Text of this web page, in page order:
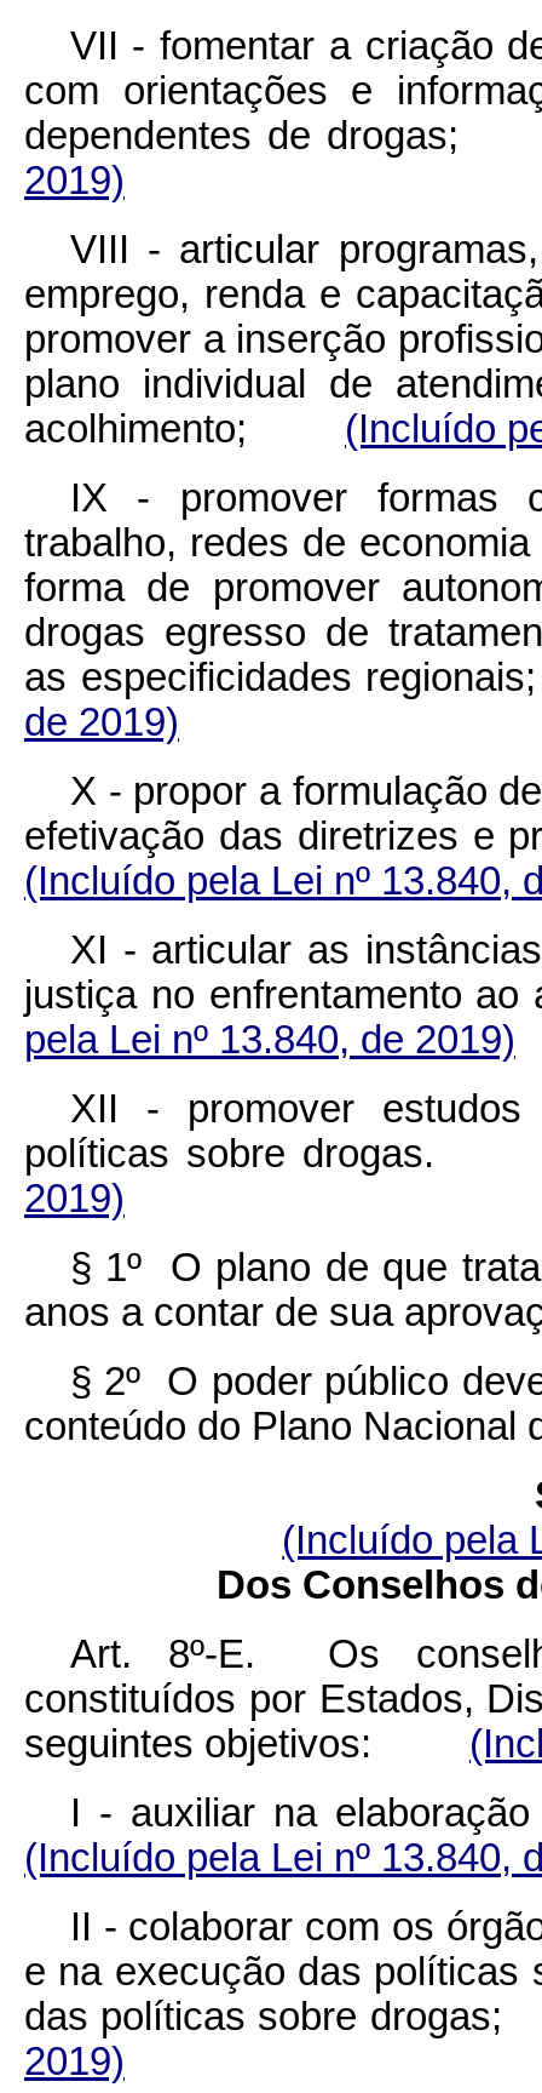
VII - fomentar a criação
com orientações e
dependentes de
2019)
VIII - articular
emprego, renda e
promover a inserção
plano individual de
acolhimento; (Incluído
IX - promover formas
trabalho, redes de
forma de promover
drogas egresso de
as especificidades
de 2019)
X - propor a formulação
efetivação das diretrizes
(Incluído pela Lei nº 13.840,
XI - articular as
justiça no
pela Lei nº 13.840, de 2019)
XII - promover
políticas sobre
2019)
§ 1º O plano de que
anos a contar de sua
§ 2º O poder público
conteúdo do Plano Nacional
(Incluído pela
Dos Conselhos
Art. 8º-E. Os
constituídos por Estados,
seguintes objetivos:
I - auxiliar na
(Incluído pela Lei nº 13.840,
II - colaborar com os
e na execução das políticas
das políticas sobre
2019)